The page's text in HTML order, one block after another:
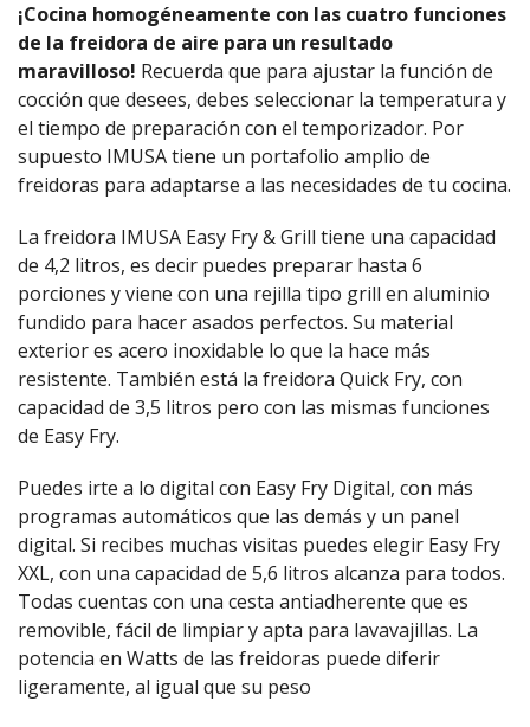
¡Cocina homogéneamente con las cuatro funciones
de la freidora de aire para un resultado
maravilloso! Recuerda que para ajustar la función de
cocción que desees, debes seleccionar la temperatura y
el tiempo de preparación con el temporizador. Por
supuesto IMUSA tiene un portafolio amplio de
freidoras para adaptarse a las necesidades de tu cocina.
La freidora IMUSA Easy Fry & Grill tiene una capacidad
de 4,2 litros, es decir puedes preparar hasta 6
porciones y viene con una rejilla tipo grill en aluminio
fundido para hacer asados perfectos. Su material
exterior es acero inoxidable lo que la hace más
resistente. También está la freidora Quick Fry, con
capacidad de 3,5 litros pero con las mismas funciones
de Easy Fry.
Puedes irte a lo digital con Easy Fry Digital, con más
programas automáticos que las demás y un panel
digital. Si recibes muchas visitas puedes elegir Easy Fry
XXL, con una capacidad de 5,6 litros alcanza para todos.
Todas cuentas con una cesta antiadherente que es
removible, fácil de limpiar y apta para lavavajillas. La
potencia en Watts de las freidoras puede diferir
ligeramente, al igual que su peso